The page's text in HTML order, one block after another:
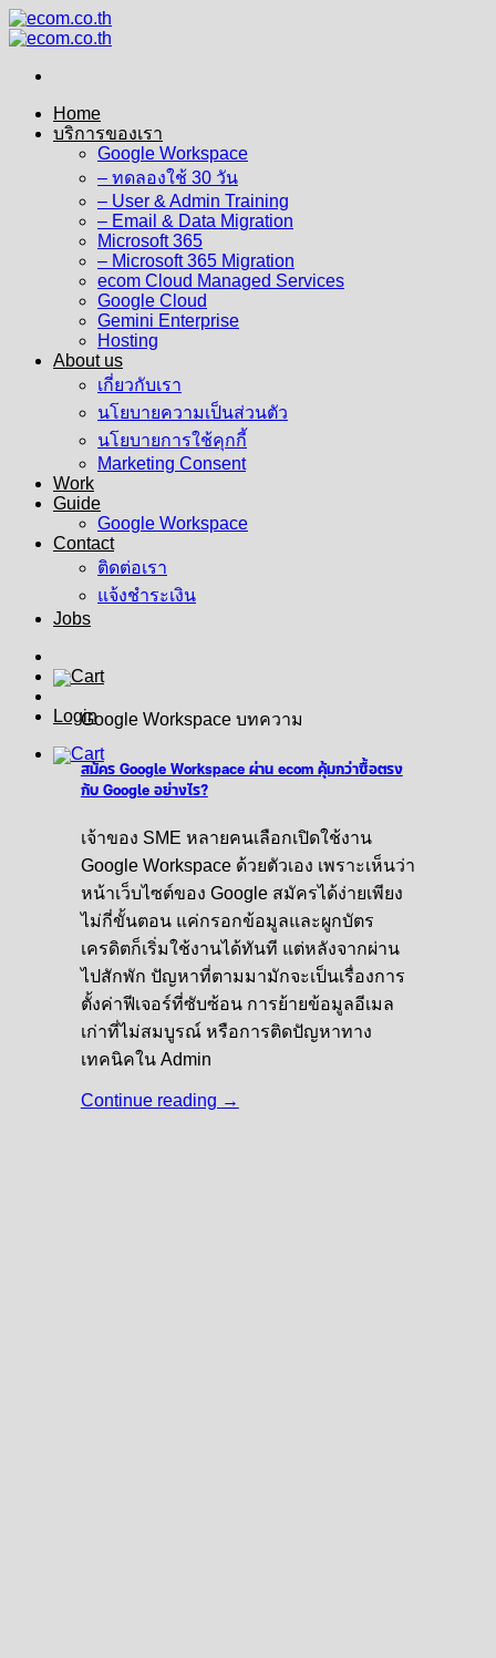
Skip
to
Home
บริการของเรา
Google Workspace
– ทดลองใช้ 30 วัน
– User & Admin Training
– Email & Data Migration
Microsoft 365
– Microsoft 365 Migration
ecom Cloud Managed Services
Google Cloud
Gemini Enterprise
Hosting
About us
เกี่ยวกับเรา
นโยบายความเป็นส่วนตัว
นโยบายการใช้คุกกี้
Marketing Consent
Work
Guide
Google Workspace
Contact
ติดต่อเรา
แจ้งชำระเงิน
Jobs
LoginGoogle Workspace บทความ
สมัคร Google Workspace ผ่าน ecom คุ้มกว่าซื้อตรง
กับ Google อย่างไร?
เจ้าของ SME หลายคนเลือกเปิดใช้งาน
Google Workspace ด้วยตัวเอง เพราะเห็นว่า
หน้าเว็บไซต์ของ Google สมัครได้ง่ายเพียง
ไม่กี่ขั้นตอน แค่กรอกข้อมูลและผูกบัตร
เครดิตก็เริ่มใช้งานได้ทันที แต่หลังจากผ่าน
ไปสักพัก ปัญหาที่ตามมามักจะเป็นเรื่องการ
ตั้งค่าฟีเจอร์ที่ซับซ้อน การย้ายข้อมูลอีเมล
เก่าที่ไม่สมบูรณ์ หรือการติดปัญหาทาง
เทคนิคใน Admin
Continue reading →